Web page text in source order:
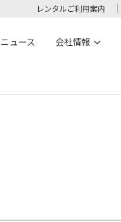
レンタルご利用案内
ニュース 会社情報